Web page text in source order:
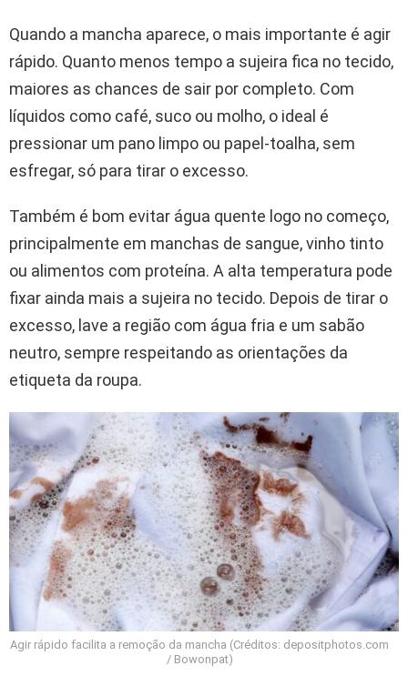
Quando a mancha aparece, o mais importante é agir
rápido. Quanto menos tempo a sujeira fica no tecido,
maiores as chances de sair por completo. Com
líquidos como café, suco ou molho, o ideal é
pressionar um pano limpo ou papel-toalha, sem
esfregar, só para tirar o excesso.
Também é bom evitar água quente logo no começo,
principalmente em manchas de sangue, vinho tinto
ou alimentos com proteína. A alta temperatura pode
fixar ainda mais a sujeira no tecido. Depois de tirar o
excesso, lave a região com água fria e um sabão
neutro, sempre respeitando as orientações da
etiqueta da roupa.
Agir rápido facilita a remoção da mancha (Créditos: depositphotos.com
/ Bowonpat)